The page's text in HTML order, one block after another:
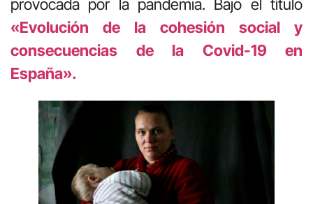
provocada por la pandemia. Bajo el título
«Evolución de la cohesión social y
consecuencias de la Covid-19 en
España».